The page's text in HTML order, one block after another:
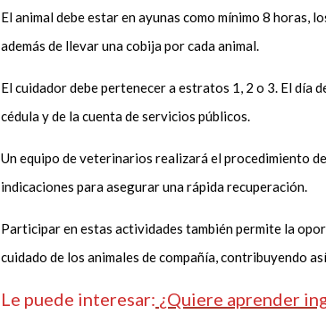
El animal debe estar en ayunas como mínimo 8 horas,
además de llevar una cobija por cada animal.
El cuidador debe pertenecer a estratos 1, 2 o 3. El día
cédula y de la cuenta de servicios públicos.
Un equipo de veterinarios realizará el procedimiento
indicaciones para asegurar una rápida recuperación.
Participar en estas actividades también permite la
cuidado de los animales de compañía, contribuyendo
Le puede interesar: ¿Quiere aprender